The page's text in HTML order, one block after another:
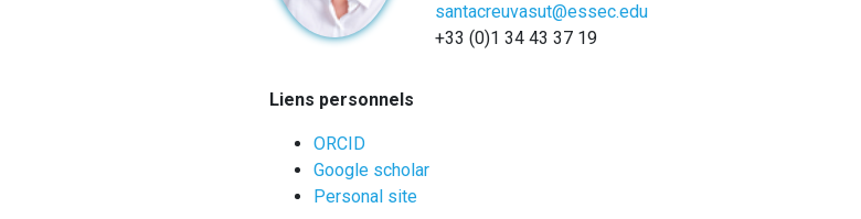
santacreuvasut@essec.edu
+33 (0)1 34 43 37 19
Liens personnels
ORCID
Google scholar
Personal site